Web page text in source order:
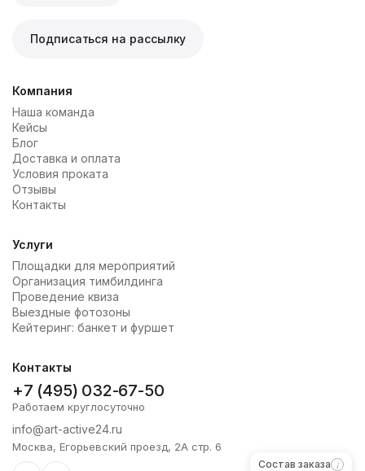
Состав заказа
Подписаться на рассылку
Компания
Наша команда
Кейсы
Блог
Доставка и оплата
Условия проката
Отзывы
Контакты
Услуги
Площадки для мероприятий
Организация тимбилдинга
Проведение квиза
Выездные фотозоны
Кейтеринг: банкет и фуршет
Контакты
+7 (495) 032-67-50
Работаем круглосуточно
info@art-active24.ru
Москва, Егорьевский проезд, 2А стр. 6